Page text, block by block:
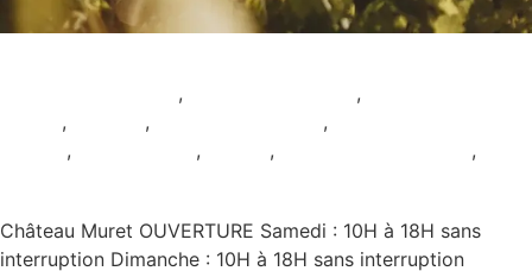
, ,
, , ,
, , , ,
Château Muret OUVERTURE Samedi : 10H à 18H sans
interruption Dimanche : 10H à 18H sans interruption